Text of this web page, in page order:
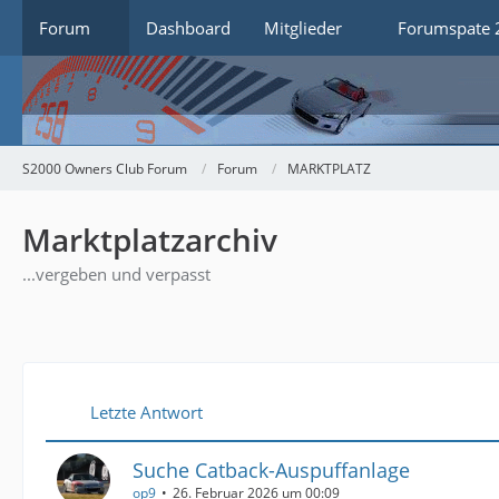
Forum Dashboard Mitglieder Forumspate
S2000 Owners Club Forum Forum MARKTPLATZ
Marktplatzarchiv
...vergeben und verpasst
Letzte Antwort
Suche Catback-Auspuffanlage
op9 26. Februar 2026 um 00:09